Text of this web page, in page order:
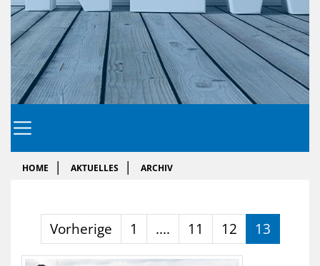
HOME AKTUELLES ARCHIV
Vorherige 1 .... 11 12 13